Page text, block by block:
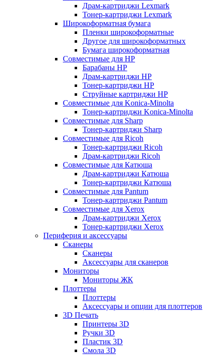
Драм-картриджи Lexmark
Тонер-картриджи Lexmark
Широкоформатная бумага
Пленки широкоформатные
Другое для широкоформатных
Бумага широкоформатная
Совместимые для HP
Барабаны HP
Драм-картриджи HP
Тонер-картриджи HP
Струйные картриджи HP
Совместимые для Konica-Minolta
Тонер-картриджи Konica-Minolta
Совместимые для Sharp
Тонер-картриджи Sharp
Совместимые для Ricoh
Тонер-картриджи Ricoh
Драм-картриджи Ricoh
Совместимые для Катюша
Драм-картриджи Катюша
Тонер-картриджи Катюша
Совместимые для Pantum
Тонер-картриджи Pantum
Совместимые для Xerox
Драм-картриджи Xerox
Тонер-картриджи Xerox
Периферия и аксессуары
Сканеры
Сканеры
Аксессуары для сканеров
Мониторы
Мониторы ЖК
Плоттеры
Плоттеры
Аксессуары и опции для плоттеров
3D Печать
Принтеры 3D
Ручки 3D
Пластик 3D
Смола 3D